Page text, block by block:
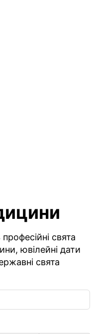
свята
ювілейні дати
свята